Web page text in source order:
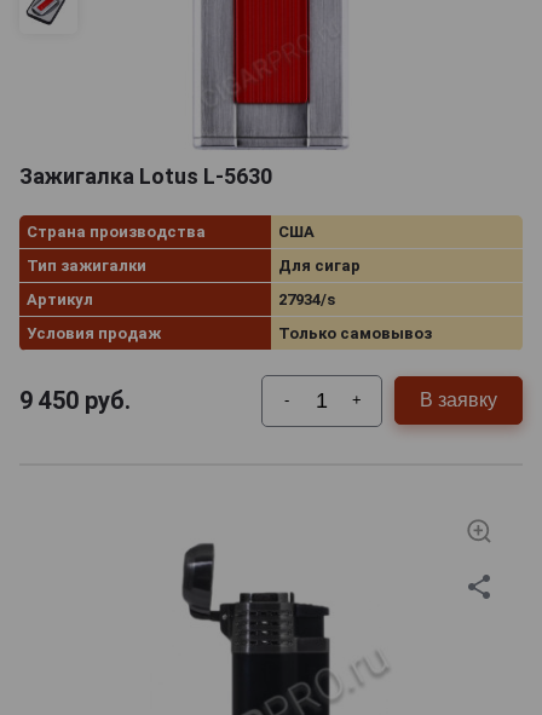
Зажигалка Lotus L-5630
Страна производства
США
Тип зажигалки
Для сигар
Артикул
27934/s
Условия продаж
Только самовывоз
9 450 руб. - + В заявку